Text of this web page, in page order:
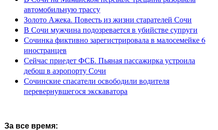
автомобильную трассу
Золото Ажека. Повесть из жизни старателей Сочи
В Сочи мужчина подозревается в убийстве супруги
Сочинка фиктивно зарегистрировала в малосемейке 6
иностранцев
Сейчас приедет ФСБ. Пьяная пассажирка устроила
дебош в аэропорту Сочи
Сочинские спасатели освободили водителя
перевернувшегося экскаватора
За все время: